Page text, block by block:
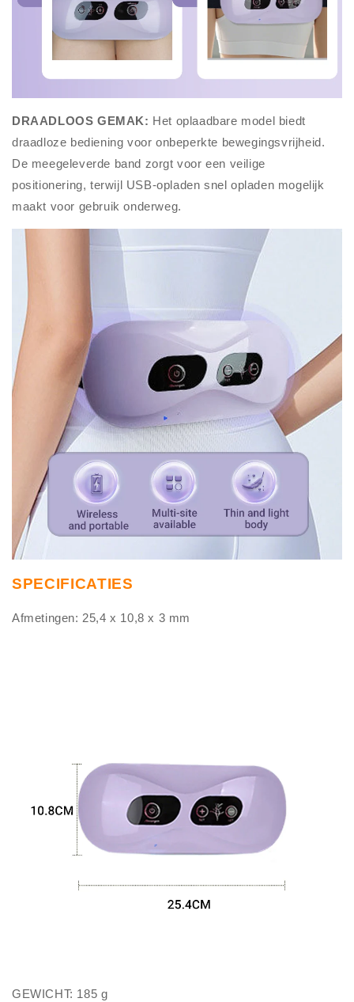
DRAADLOOS GEMAK: Het oplaadbare model biedt
draadloze bediening voor onbeperkte bewegingsvrijheid.
De meegeleverde band zorgt voor een veilige
positionering, terwijl USB-opladen snel opladen mogelijk
maakt voor gebruik onderweg.
SPECIFICATIES
Afmetingen: 25,4 x 10,8 x 3 mm
GEWICHT: 185 g